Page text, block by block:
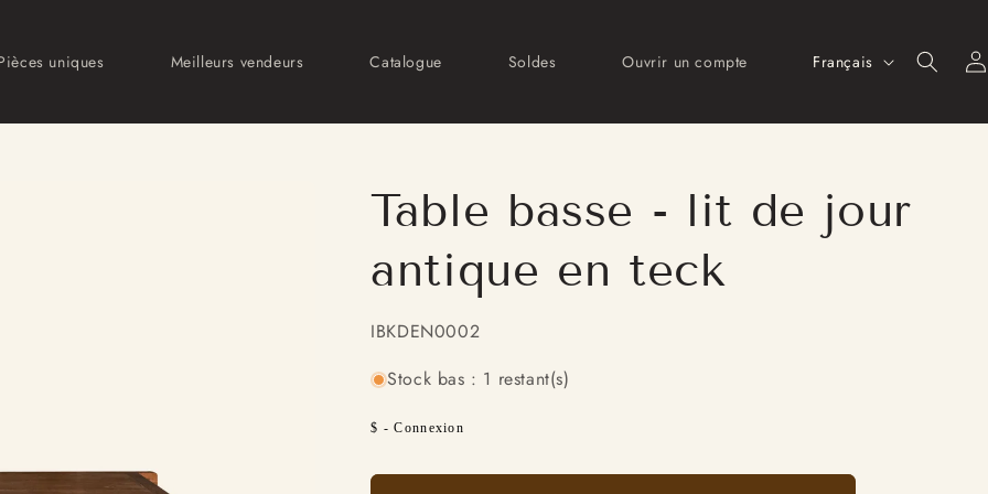
uniques Meilleurs vendeurs Catalogue Soldes Ouvrir un compte
L
n
u
e
Français
Table basse - lit de jour
antique en teck
SKU:
IBKDEN0002
Stock bas : 1 restant(s)
Prix
$ - Connexion